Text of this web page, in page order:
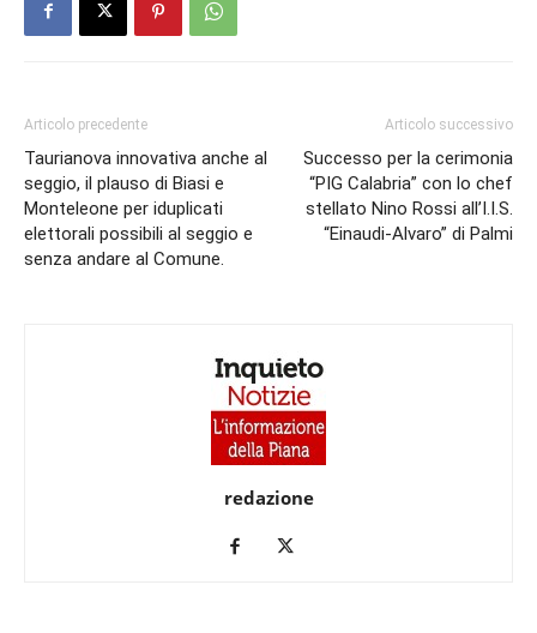
Articolo precedente
Taurianova innovativa anche al
seggio, il plauso di Biasi e
Monteleone per iduplicati
elettorali possibili al seggio e
senza andare al Comune.
Articolo successivo
Successo per la cerimonia
“PIG Calabria” con lo chef
stellato Nino Rossi all’I.I.S.
“Einaudi-Alvaro” di Palmi
redazione